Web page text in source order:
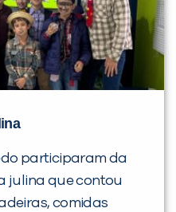
participaram da
julina que contou
comidas